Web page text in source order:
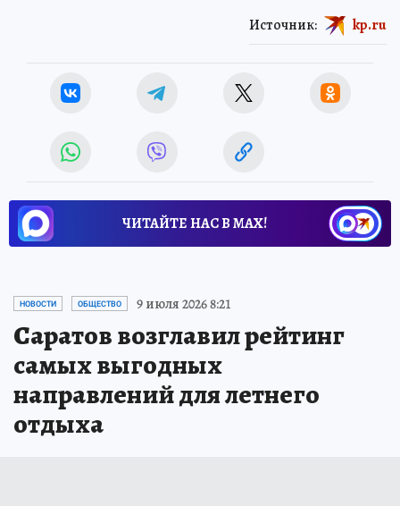
Источник: kp.ru
ЧИТАЙТЕ НАС В МАХ!
НОВОСТИ ОБЩЕСТВО 9 июля 2026 8:21
Саратов возглавил рейтинг
самых выгодных
направлений для летнего
отдыха